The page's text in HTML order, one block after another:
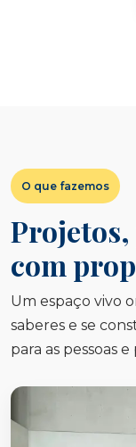
O que fazemos
Projetos,
com
Um espaço vivo
saberes e se
para as pessoas